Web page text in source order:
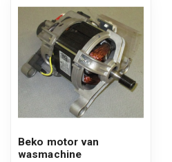
Beko motor van
wasmachine